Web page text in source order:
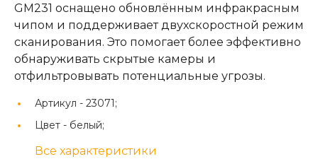
GM231 оснащено обновлённым инфракрасным
чипом и поддерживает двухскоростной режим
сканирования. Это помогает более эффективно
обнаруживать скрытые камеры и
отфильтровывать потенциальные угрозы.
Артикул - 23071;
Цвет - белый;
Все характеристики